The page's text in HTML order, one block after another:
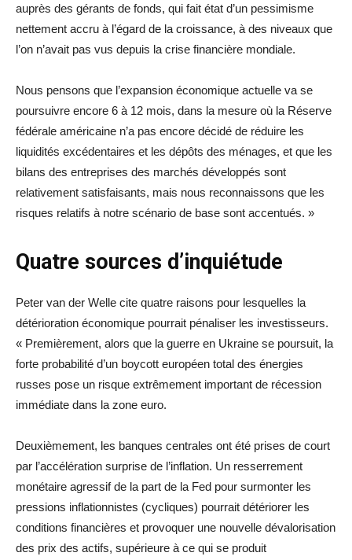
auprès des gérants de fonds, qui fait état d’un pessimisme
nettement accru à l’égard de la croissance, à des niveaux que
l’on n’avait pas vus depuis la crise financière mondiale.
Nous pensons que l’expansion économique actuelle va se
poursuivre encore 6 à 12 mois, dans la mesure où la Réserve
fédérale américaine n’a pas encore décidé de réduire les
liquidités excédentaires et les dépôts des ménages, et que les
bilans des entreprises des marchés développés sont
relativement satisfaisants, mais nous reconnaissons que les
risques relatifs à notre scénario de base sont accentués. »
Quatre sources d’inquiétude
Peter van der Welle cite quatre raisons pour lesquelles la
détérioration économique pourrait pénaliser les investisseurs.
« Premièrement, alors que la guerre en Ukraine se poursuit, la
forte probabilité d’un boycott européen total des énergies
russes pose un risque extrêmement important de récession
immédiate dans la zone euro.
Deuxièmement, les banques centrales ont été prises de court
par l’accélération surprise de l’inflation. Un resserrement
monétaire agressif de la part de la Fed pour surmonter les
pressions inflationnistes (cycliques) pourrait détériorer les
conditions financières et provoquer une nouvelle dévalorisation
des prix des actifs, supérieure à ce qui se produit